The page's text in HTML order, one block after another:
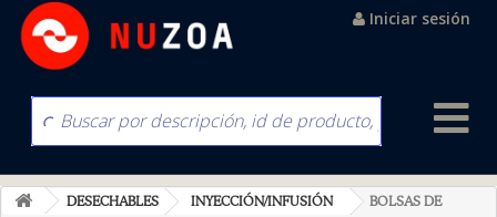
Iniciar sesión
DESECHABLES INYECCIÓN/INFUSIÓN
BOLSAS DE